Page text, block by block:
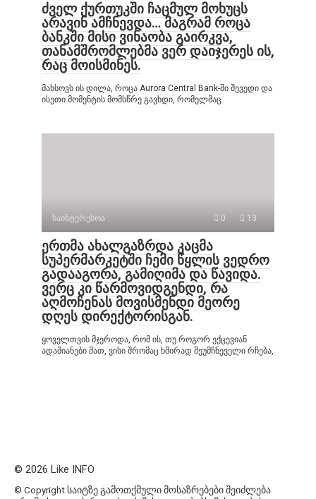
ძველ ქურთუკში ჩაცმულ მოხუცს
არავინ ამჩნევდა… მაგრამ როცა
ბანკში მისი ვინაობა გაირკვა,
თანამშრომლებმა ვერ დაიჯერეს ის,
რაც მოისმინეს.
მახსოვს ის დილა, როცა Aurora Central Bank-ში შევედი და
ისეთი მომენტის მომსწრე გავხდი, რომელმაც
საინტერესოა 0 13
ერთმა ახალგაზრდა კაცმა
სუპერმარკეტში ჩემი წყლის ვედრო
გადააგორა, გამიღიმა და წავიდა.
ვერც კი წარმოვიდგენდი, რა
აღმოჩენას მოვისმენდი მეორე
დღეს დირექტორისგან.
ყოველთვის მჯეროდა, რომ ის, თუ როგორ ექცევიან
ადამიანები მათ, ვისი შრომაც ხშირად შეუმჩნეველი რჩება,
© 2026 Like INFO
© Copyright.საიტზე გამოთქმული მოსაზრებები შეიძლება